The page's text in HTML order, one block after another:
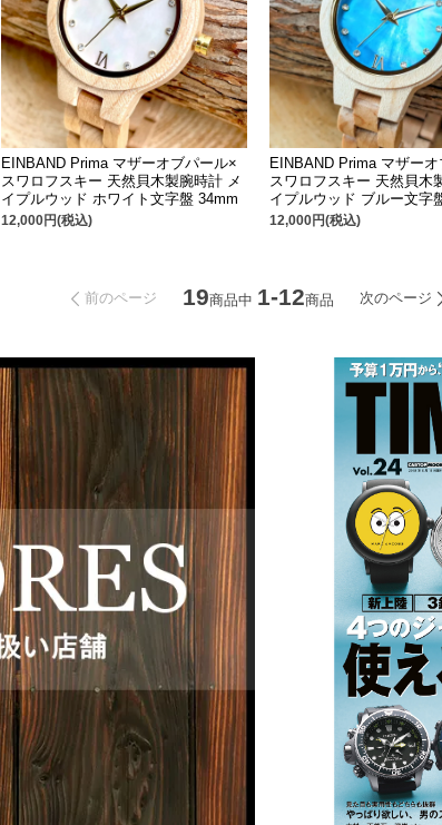
EINBAND Prima マザーオブパール×
スワロフスキー 天然貝木製腕時計 メ
イプルウッド ホワイト文字盤 34mm
12,000円(税込)
EINBAND Prima マザー
スワロフスキー 天然貝木
イプルウッド ブルー文字
12,000円(税込)
前のページ 19商品中 1-12商品 次のページ